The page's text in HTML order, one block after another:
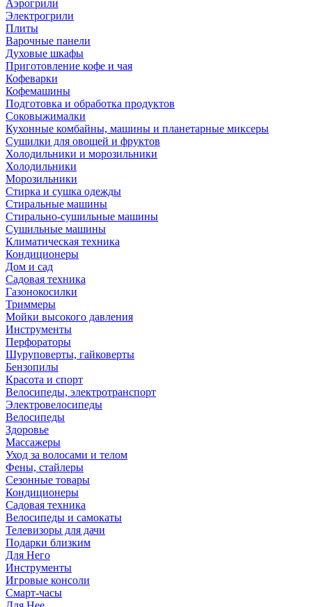
Аэрогрили
Электрогрили
Плиты
Варочные панели
Духовые шкафы
Приготовление кофе и чая
Кофеварки
Кофемашины
Подготовка и обработка продуктов
Соковыжималки
Кухонные комбайны, машины и планетарные миксеры
Сушилки для овощей и фруктов
Холодильники и морозильники
Холодильники
Морозильники
Стирка и сушка одежды
Стиральные машины
Стирально-сушильные машины
Сушильные машины
Климатическая техника
Кондиционеры
Дом и сад
Садовая техника
Газонокосилки
Триммеры
Мойки высокого давления
Инструменты
Перфораторы
Шуруповерты, гайковерты
Бензопилы
Красота и спорт
Велосипеды, электротранспорт
Электровелосипеды
Велосипеды
Здоровье
Массажеры
Уход за волосами и телом
Фены, стайлеры
Сезонные товары
Кондиционеры
Садовая техника
Велосипеды и самокаты
Телевизоры для дачи
Подарки близким
Для Него
Инструменты
Игровые консоли
Смарт-часы